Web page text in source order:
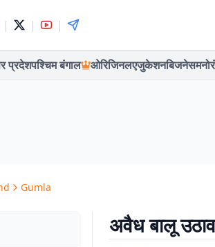
| | |
प्रदेशपश्चिम बंगाल ओरिजिनलएजुकेशनबिजनेस
Gumla
अवैध बालू